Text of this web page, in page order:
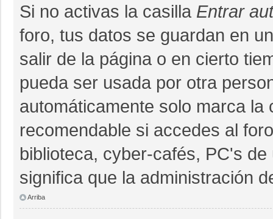
Si no activas la casilla Entrar
foro, tus datos se guardan en
salir de la página o en cierto
pueda ser usada por otra
automáticamente solo marca la
recomendable si accedes al
biblioteca, cyber-cafés, PC's
significa que la administración
Arriba